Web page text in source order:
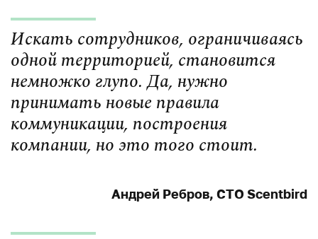
Искать сотрудников, ограничиваясь
одной территорией, становится
немножко глупо. Да, нужно
принимать новые правила
коммуникации, построения
компании, но это того стоит.
Андрей Ребров, СТО Scentbird